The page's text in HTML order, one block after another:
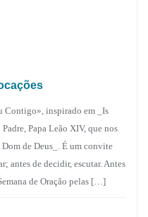
Contigo», inspirado em _Is
Papa Leão XIV, que nos
de Deus_. É um convite
antes de decidir, escutar. Antes
de Oração pelas […]